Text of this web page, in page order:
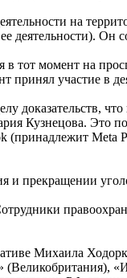
на
деятельности).
тот момент на
участие в
доказательств,
Кузнецова. Это
Meta
прекращении
Михаила